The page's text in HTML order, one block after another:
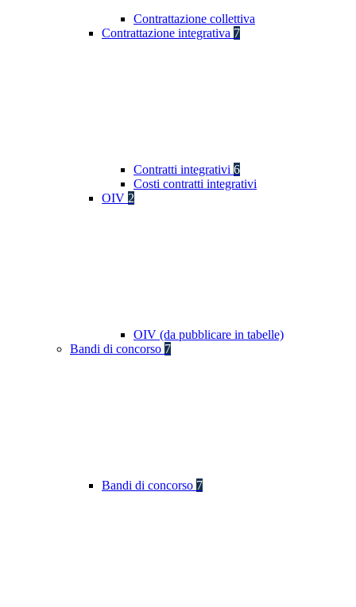
Contrattazione collettiva
Contrattazione integrativa 7
Contratti integrativi 6
Costi contratti integrativi
OIV 2
OIV (da pubblicare in tabelle)
Bandi di concorso 7
Bandi di concorso 7